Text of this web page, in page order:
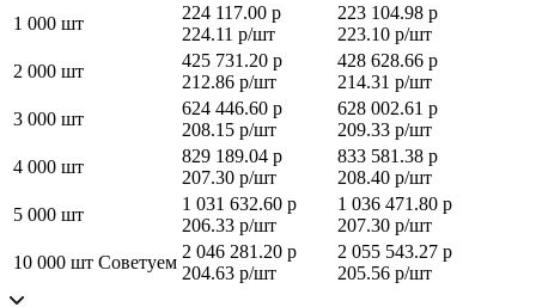
1 000 шт
224 117.00 р
224.11 р/шт
223 104.98 р
223.10 р/шт
2 000 шт
425 731.20 р
212.86 р/шт
428 628.66 р
214.31 р/шт
3 000 шт
624 446.60 р
208.15 р/шт
628 002.61 р
209.33 р/шт
4 000 шт
829 189.04 р
207.30 р/шт
833 581.38 р
208.40 р/шт
5 000 шт
1 031 632.60 р
206.33 р/шт
1 036 471.80 р
207.30 р/шт
10 000 шт Советуем
2 046 281.20 р
204.63 р/шт
2 055 543.27 р
205.56 р/шт